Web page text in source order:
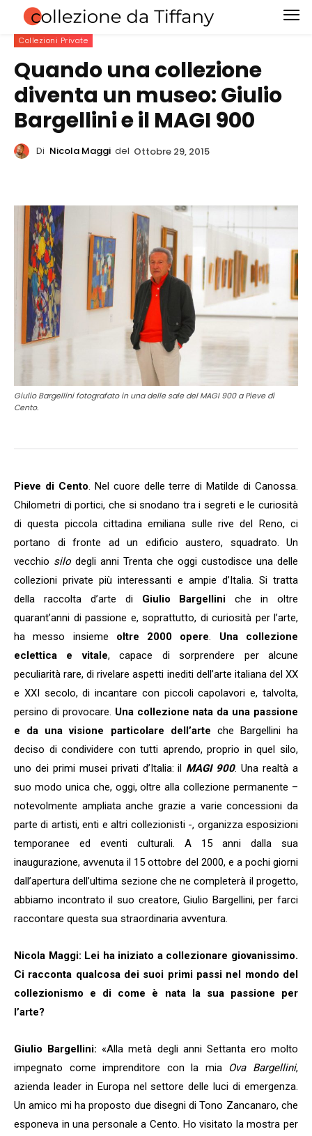
Collezioni Private
Quando una collezione
diventa un museo: Giulio
Bargellini e il MAGI 900
Di Nicola Maggi del Ottobre 29, 2015
Giulio Bargellini fotografato in una delle sale del MAGI 900 a Pieve di
Cento.
Pieve di Cento. Nel cuore delle terre di Matilde di Canossa.
Chilometri di portici, che si snodano tra i segreti e le curiosità
di questa piccola cittadina emiliana sulle rive del Reno, ci
portano di fronte ad un edificio austero, squadrato. Un
vecchio silo degli anni Trenta che oggi custodisce una delle
collezioni private più interessanti e ampie d’Italia. Si tratta
della raccolta d’arte di Giulio Bargellini che in oltre
quarant’anni di passione e, soprattutto, di curiosità per l’arte,
ha messo insieme oltre 2000 opere. Una collezione
eclettica e vitale, capace di sorprendere per alcune
peculiarità rare, di rivelare aspetti inediti dell’arte italiana del XX
e XXI secolo, di incantare con piccoli capolavori e, talvolta,
persino di provocare. Una collezione nata da una passione
e da una visione particolare dell’arte che Bargellini ha
deciso di condividere con tutti aprendo, proprio in quel silo,
uno dei primi musei privati d’Italia: il MAGI 900. Una realtà a
suo modo unica che, oggi, oltre alla collezione permanente –
notevolmente ampliata anche grazie a varie concessioni da
parte di artisti, enti e altri collezionisti -, organizza esposizioni
temporanee ed eventi culturali. A 15 anni dalla sua
inaugurazione, avvenuta il 15 ottobre del 2000, e a pochi giorni
dall’apertura dell’ultima sezione che ne completerà il progetto,
abbiamo incontrato il suo creatore, Giulio Bargellini, per farci
raccontare questa sua straordinaria avventura.
Nicola Maggi: Lei ha iniziato a collezionare giovanissimo.
Ci racconta qualcosa dei suoi primi passi nel mondo del
collezionismo e di come è nata la sua passione per
l’arte?
Giulio Bargellini: «Alla metà degli anni Settanta ero molto
impegnato come imprenditore con la mia Ova Bargellini,
azienda leader in Europa nel settore delle luci di emergenza.
Un amico mi ha proposto due disegni di Tono Zancanaro, che
esponeva in una personale a Cento. Ho visitato la mostra per